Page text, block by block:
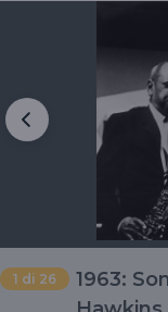
1 di 26
1963: